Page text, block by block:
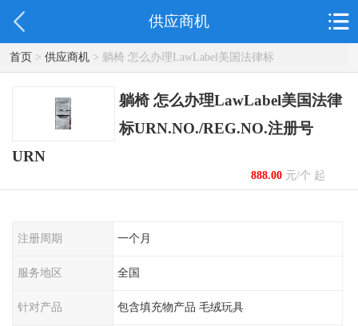
供应商机
首页> 供应商机> 躺椅 怎么办理LawLabel美国法律标
URN.NO./REG.NO.注册号 URN
躺椅 怎么办理LawLabel美国法律
标URN.NO./REG.NO.注册号
URN
888.00元/个 起
注册周期 一个月
服务地区 全国
针对产品 包含填充物产品 毛绒玩具